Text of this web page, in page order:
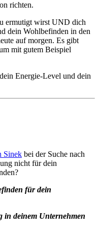
richten.
ermutigt wirst UND dich
dein Wohlbefinden in den
auf morgen. Es gibt
mit gutem Beispiel
Energie-Level und dein
Sinek bei der Suche nach
nicht für dein
für dein
in deinem Unternehmen